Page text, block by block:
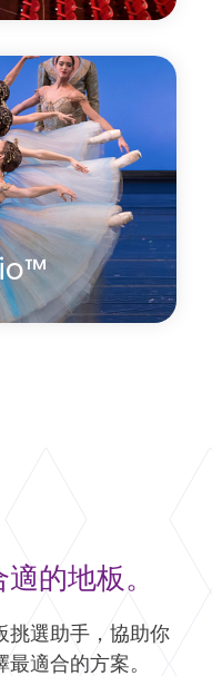
多用途均質乙烯
室的理想重型地
的舞台地板。
的地板。
挑選助手，協助你
適合的方案。